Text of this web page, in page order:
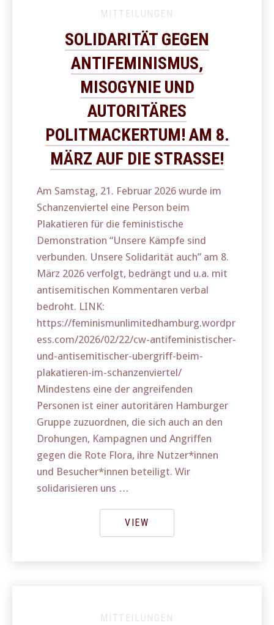
MITTEILUNGEN
SOLIDARITÄT GEGEN
ANTIFEMINISMUS,
MISOGYNIE UND
AUTORITÄRES
POLITMACKERTUM! AM 8.
MÄRZ AUF DIE STRASSE!
Am Samstag, 21. Februar 2026 wurde im
Schanzenviertel eine Person beim
Plakatieren für die feministische
Demonstration “Unsere Kämpfe sind
verbunden. Unsere Solidarität auch” am 8.
März 2026 verfolgt, bedrängt und u.a. mit
antisemitischen Kommentaren verbal
bedroht. LINK:
https://feminismunlimitedhamburg.wordpr
ess.com/2026/02/22/cw-antifeministischer-
und-antisemitischer-ubergriff-beim-
plakatieren-im-schanzenviertel/
Mindestens eine der angreifenden
Personen ist einer autoritären Hamburger
Gruppe zuzuordnen, die sich auch an den
Drohungen, Kampagnen und Angriffen
gegen die Rote Flora, ihre Nutzer*innen
und Besucher*innen beteiligt. Wir
solidarisieren uns …
VIEW
MITTEILUNGEN